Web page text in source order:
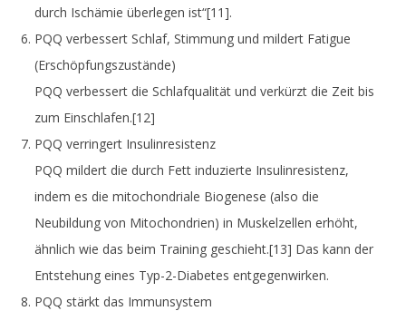
durch Ischämie überlegen ist“[11].
PQQ verbessert Schlaf, Stimmung und mildert Fatigue
(Erschöpfungszustände)
PQQ verbessert die Schlafqualität und verkürzt die Zeit bis
zum Einschlafen.[12]
PQQ verringert Insulinresistenz
PQQ mildert die durch Fett induzierte Insulinresistenz,
indem es die mitochondriale Biogenese (also die
Neubildung von Mitochondrien) in Muskelzellen erhöht,
ähnlich wie das beim Training geschieht.[13] Das kann der
Entstehung eines Typ-2-Diabetes entgegenwirken.
PQQ stärkt das Immunsystem